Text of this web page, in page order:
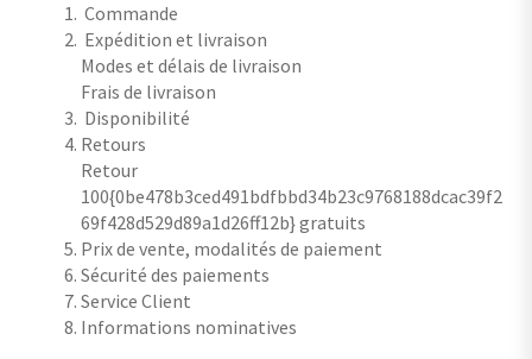
Commande
Expédition et livraison
Modes et délais de livraison
Frais de livraison
Disponibilité
Retours
Retour
100{0be478b3ced491bdfbbd34b23c9768188dcac39f2
69f428d529d89a1d26ff12b} gratuits
Prix de vente, modalités de paiement
Sécurité des paiements
Service Client
Informations nominatives